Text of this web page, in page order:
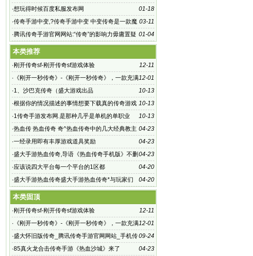
热血传奇手游探秘:走
01-18
·想玩得时候百度私服发布网
03-11
·传奇手游中变,?传奇手游中变 中变传奇是一款魔
幻世界冒险主题的rpg
01-04
·腾讯传奇手游官网网站:“传奇”的影响力毋庸置疑
本类推荐
12-11
·刚开传奇sf-刚开传奇sf游戏体验
12-01
· 《刚开一秒传奇》-《刚开一秒传奇》，一款充满
激情与热血的传奇游戏
10-13
·1、沙巴克传奇（盛大游戏出品
10-13
·根据你的情况描述的事情想要下载真的传奇游戏
吗
10-13
·1传奇手游发布网.是那种几乎是单机的单职业
04-23
·热血传 热血传奇 奇^热血传奇中的几大经典教主
是任何玩家
04-23
·一经录用即有丰厚游戏道具奖励
04-23
·盛大手游热血传奇,导语《热血传奇手机版》不删
档测试火热开启!盛
04-20
·应该说四大平台每一个平台的1区都
04-20
·盛大手游热血传奇盛大手游热血传奇*与玩家们
在新世界重温帝国
本类固顶
12-11
·刚开传奇sf-刚开传奇sf游戏体验
12-01
· 《刚开一秒传奇》-《刚开一秒传奇》，一款充满
激情与热血的传奇游戏
09-24
·盛大怀旧版传奇_腾讯传奇手游官网网站_手机传
奇手游发布网站
04-23
·85真火龙合击传奇手游《热血沙城》来了